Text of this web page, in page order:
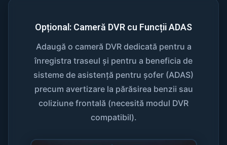
Opțional: Cameră DVR cu Funcții ADAS
Adaugă o cameră DVR dedicată pentru a
înregistra traseul și pentru a beneficia de
sisteme de asistență pentru șofer (ADAS)
precum avertizare la părăsirea benzii sau
coliziune frontală (necesită modul DVR
compatibil).